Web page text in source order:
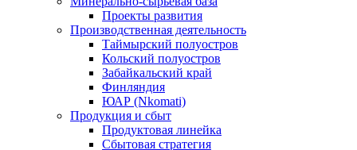
Проекты развития
Производственная деятельность
Таймырский полуостров
Кольский полуостров
Забайкальский край
Финляндия
ЮАР (Nkomati)
Продукция и сбыт
Продуктовая линейка
Сбытовая стратегия